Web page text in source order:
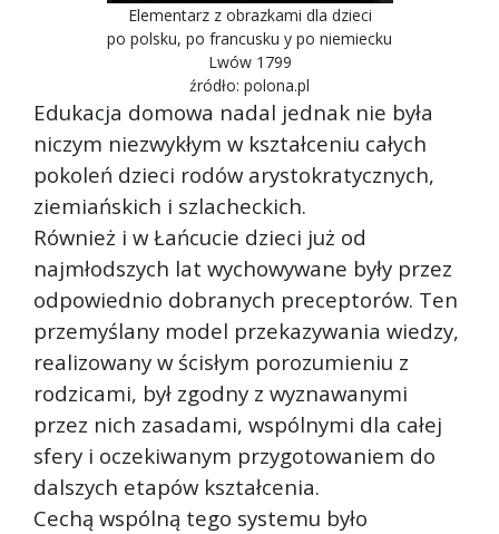
Elementarz z obrazkami dla dzieci
po polsku, po francusku y po niemiecku
Lwów 1799
źródło: polona.pl
Edukacja domowa nadal jednak nie była
niczym niezwykłym w kształceniu całych
pokoleń dzieci rodów arystokratycznych,
ziemiańskich i szlacheckich.
Również i w Łańcucie dzieci już od
najmłodszych lat wychowywane były przez
odpowiednio dobranych preceptorów. Ten
przemyślany model przekazywania wiedzy,
realizowany w ścisłym porozumieniu z
rodzicami, był zgodny z wyznawanymi
przez nich zasadami, wspólnymi dla całej
sfery i oczekiwanym przygotowaniem do
dalszych etapów kształcenia.
Cechą wspólną tego systemu było